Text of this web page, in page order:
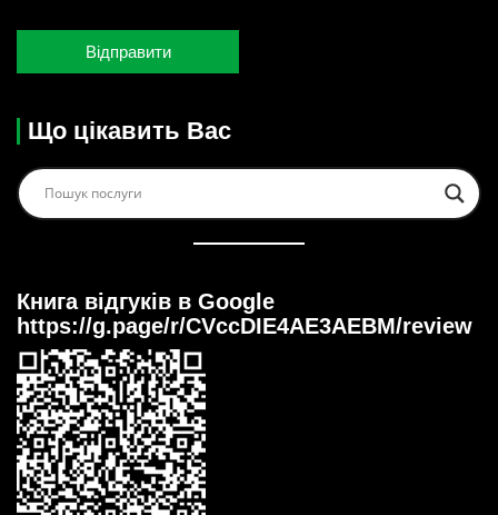
Що цікавить Вас
Книга відгуків в Google
https://g.page/r/CVccDIE4AE3AEBM/review